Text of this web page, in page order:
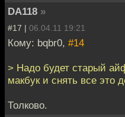
DA118 »
#17 | 06.04.11 19:21
Кому: bqbr0, #14
> Надо будет старый
макбук и снять все это
Толково.